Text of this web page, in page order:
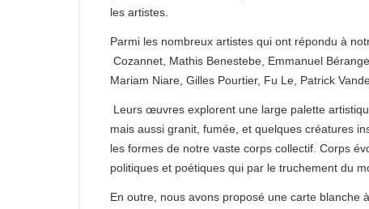
les artistes.
Parmi les nombreux artistes qui ont répondu à
Cozannet, Mathis Benestebe, Emmanuel
Mariam Niare, Gilles Pourtier, Fu Le, Patrick
Leurs œuvres explorent une large palette
mais aussi granit, fumée, et quelques créatures
les formes de notre vaste corps collectif. Corps
politiques et poétiques qui par le truchement du
En outre, nous avons proposé une carte blanche